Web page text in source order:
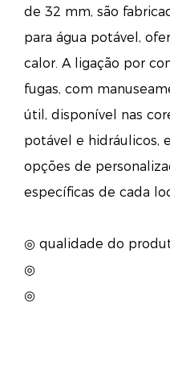
de 32 mm, são
para água potável,
calor. A ligação por
fugas, com
útil, disponível nas
potável e hidráulicos,
opções de
específicas de cada
◎ qualidade do
◎
◎